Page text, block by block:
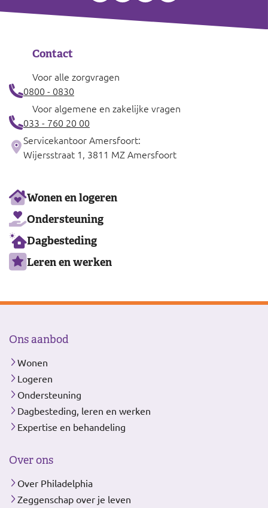
Contact
Voor alle zorgvragen
0800 - 0830
Voor algemene en zakelijke vragen
033 - 760 20 00
Servicekantoor Amersfoort:
Wijersstraat 1, 3811 MZ Amersfoort
Ons
aanbod
Wonen en logeren
Ondersteuning
Dagbesteding
Leren en werken
Ons aanbod
Wonen
Logeren
Ondersteuning
Dagbesteding, leren en werken
Expertise en behandeling
Over ons
Over Philadelphia
Zeggenschap over je leven